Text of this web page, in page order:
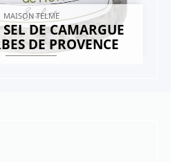
MAISON TELME
DE CAMARGUE
DE PROVENCE